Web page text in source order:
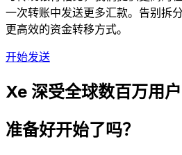
一次转账中发送更多汇款。告别拆
更高效的资金转移方式。
开始发送
Xe 深受全球数百万用
准备好开始了吗？